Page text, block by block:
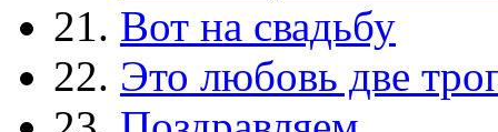
21. Вот на свадьбу
22. Это любовь две